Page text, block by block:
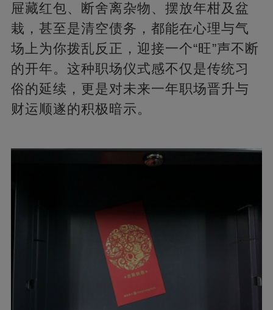
屉藏红包、断舍离杂物、摆放年柑及盆
栽，甚至是清空债务，都能在心理与气
场上为你拨乱反正，迎接一个“旺”声不断
的开年。这种职场仪式感不仅是传统习
俗的延续，更是对未来一年职场晋升与
财运顺遂的积极暗示。